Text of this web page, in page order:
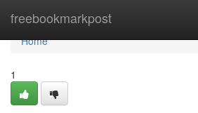
freebookmarkpost
Home
Home
1